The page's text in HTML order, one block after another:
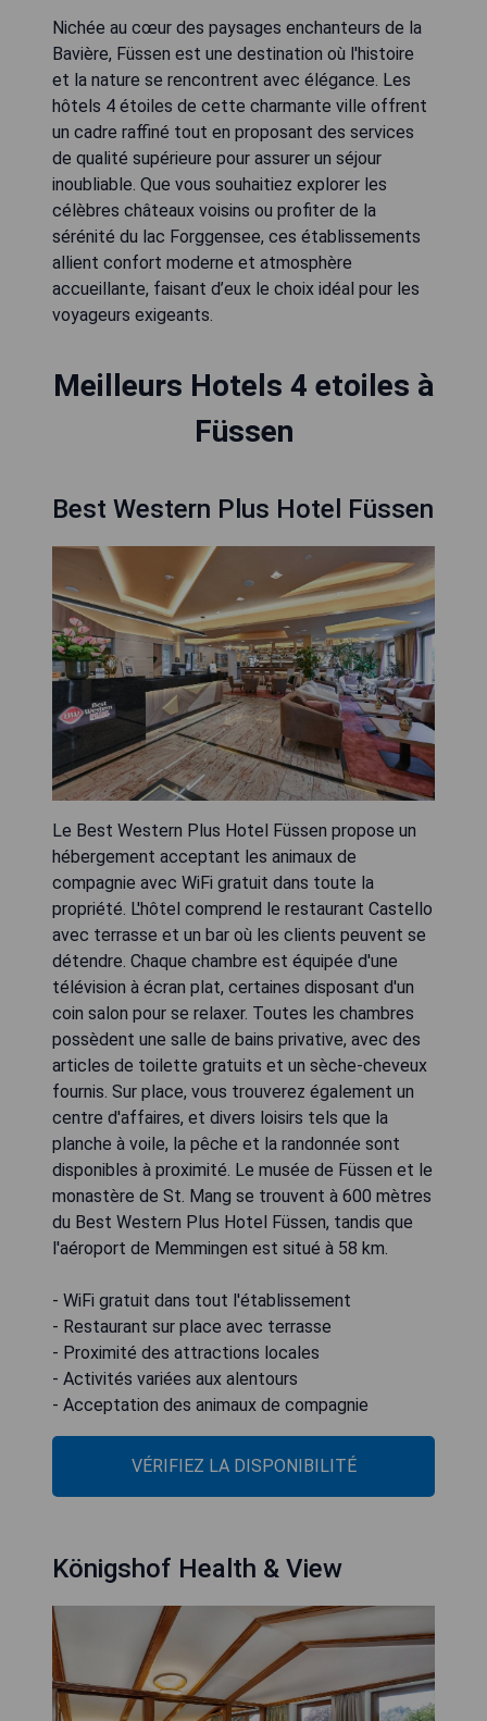
Nichée au cœur des paysages enchanteurs de la
Bavière, Füssen est une destination où l'histoire
et la nature se rencontrent avec élégance. Les
hôtels 4 étoiles de cette charmante ville offrent
un cadre raffiné tout en proposant des services
de qualité supérieure pour assurer un séjour
inoubliable. Que vous souhaitiez explorer les
célèbres châteaux voisins ou profiter de la
sérénité du lac Forggensee, ces établissements
allient confort moderne et atmosphère
accueillante, faisant d’eux le choix idéal pour les
voyageurs exigeants.
Meilleurs Hotels 4 etoiles à
Füssen
Best Western Plus Hotel Füssen
Le Best Western Plus Hotel Füssen propose un
hébergement acceptant les animaux de
compagnie avec WiFi gratuit dans toute la
propriété. L'hôtel comprend le restaurant Castello
avec terrasse et un bar où les clients peuvent se
détendre. Chaque chambre est équipée d'une
télévision à écran plat, certaines disposant d'un
coin salon pour se relaxer. Toutes les chambres
possèdent une salle de bains privative, avec des
articles de toilette gratuits et un sèche-cheveux
fournis. Sur place, vous trouverez également un
centre d'affaires, et divers loisirs tels que la
planche à voile, la pêche et la randonnée sont
disponibles à proximité. Le musée de Füssen et le
monastère de St. Mang se trouvent à 600 mètres
du Best Western Plus Hotel Füssen, tandis que
l'aéroport de Memmingen est situé à 58 km.
- WiFi gratuit dans tout l'établissement
- Restaurant sur place avec terrasse
- Proximité des attractions locales
- Activités variées aux alentours
- Acceptation des animaux de compagnie
VÉRIFIEZ LA DISPONIBILITÉ
Königshof Health & View